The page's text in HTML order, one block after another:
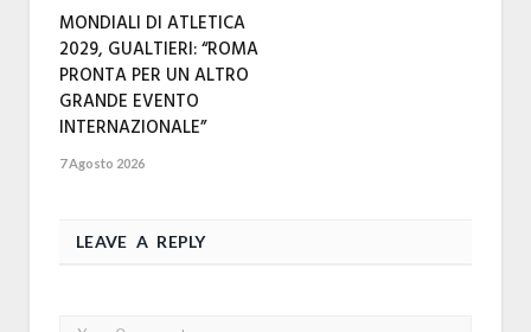
MONDIALI DI ATLETICA
2029, GUALTIERI: “ROMA
PRONTA PER UN ALTRO
GRANDE EVENTO
INTERNAZIONALE”
7 Agosto 2026
LEAVE A REPLY